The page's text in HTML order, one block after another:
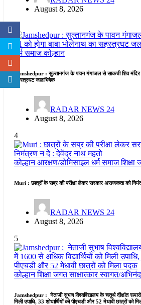
August 8, 2026
धर्म समाजकोल्हान
Jamshedpur : सुल्तानगंज के पावन गंगाजल से साकची शिव मंदिर में
सहस्त्रघट जलाभिषेक
RADAR NEWS 24
August 8, 2026
4
कोल्हानआरक्षण/डोमिसाइल धर्म समाज
Muri : छात्रों के सब्र की परीक्षा लेकर सरकार अराजकता को
RADAR NEWS 24
August 8, 2026
5
कोल्हानशिक्षा जगतसाक्षात्कारस्वागत/
Jamshedpur : नेताजी सुभाष विश्वविद्यालय के चतुर्थ दीक्षांत
मिली उपाधि, 33 शोधार्थियों को पीएचडी और 52 मेधावी छात्रों को